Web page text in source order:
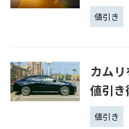
値引き
カム
値引
値引き